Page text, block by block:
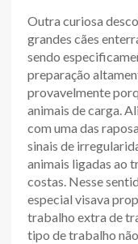
Outra curiosa
grandes cães
sendo
preparação
provavelmente
animais de carga.
com uma das
sinais de
animais ligadas ao
costas. Nesse
especial visava
trabalho extra de
tipo de trabalho